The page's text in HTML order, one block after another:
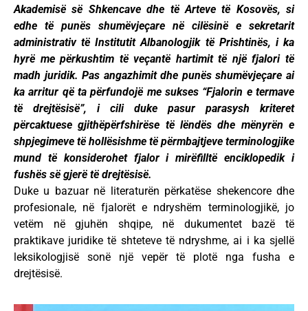
Akademisë së Shkencave dhe të Arteve të Kosovës, si
edhe të punës shumëvjeçare në cilësinë e sekretarit
administrativ të Institutit Albanologjik të Prishtinës, i ka
hyrë me përkushtim të veçantë hartimit të një fjalori të
madh juridik. Pas angazhimit dhe punës shumëvjeçare ai
ka arritur që ta përfundojë me sukses “Fjalorin e termave
të drejtësisë”, i cili duke pasur parasysh kriteret
përcaktuese gjithëpërfshirëse të lëndës dhe mënyrën e
shpjegimeve të hollësishme të përmbajtjeve terminologjike
mund të konsiderohet fjalor i mirëfilltë enciklopedik i
fushës së gjerë të drejtësisë.
Duke u bazuar në literaturën përkatëse shekencore dhe
profesionale, në fjalorët e ndryshëm terminologjikë, jo
vetëm në gjuhën shqipe, në dukumentet bazë të
praktikave juridike të shteteve të ndryshme, ai i ka sjellë
leksikologjisë sonë një vepër të plotë nga fusha e
drejtësisë.